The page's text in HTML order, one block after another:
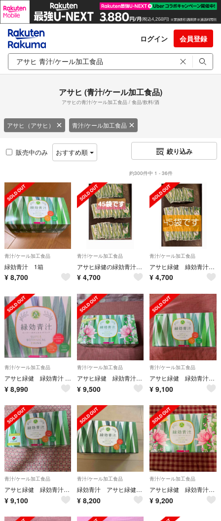
ログイン 会員登録
アサヒ (青汁/ケール加工食品)
アサヒの青汁/ケール加工食品 / 食品/飲料/酒
アサヒ（アサヒ） 青汁/ケール加工食品
販売中のみ おすすめ順 絞り込み
約300件中 1 - 36件
青汁/ケール加工食品
緑効青汁 1箱
¥ 8,700
青汁/ケール加工食品
アサヒ緑健の緑効青汁45袋
¥ 4,700
青汁/ケール加工食品
アサヒ緑健 綠効青汁45袋
¥ 4,700
青汁/ケール加工食品
アサヒ緑健 緑効青汁 1箱（90袋）
¥ 8,990
青汁/ケール加工食品
アサヒ緑健 緑効青汁スーパーボタニカルドリンク４月到着分3.5g×90袋新品未使
¥ 9,500
青汁/ケール加工食品
アサヒ緑健 緑効青汁スーパーボタニカルドリンク3.5g×90袋入り新品未使用
¥ 9,100
青汁/ケール加工食品
アサヒ緑健 緑効青汁90袋新品未使用スーパーボタニカルドリンクポイントシール付き
¥ 9,100
青汁/ケール加工食品
緑効青汁 アサヒ緑健 84袋
¥ 8,200
青汁/ケール加工食品
アサヒ緑健 緑効青汁 スーパーボタニカルドリンク90袋入り新品未使用
¥ 9,200